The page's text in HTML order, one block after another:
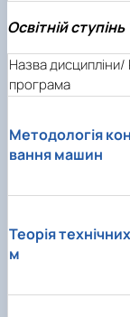
Освітній
Назва дисципліни/
програма
Методологія
вання машин
Теорія
м